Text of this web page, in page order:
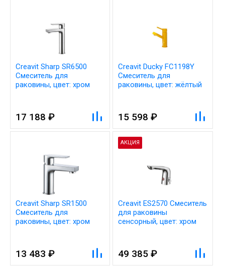
Creavit Sharp SR6500
Cмеситель для
раковины, цвет: хром
17 188 ₽
Creavit Ducky FC1198Y
Cмеситель для
раковины, цвет: жёлтый
15 598 ₽
Creavit Sharp SR1500
Cмеситель для
раковины, цвет: хром
13 483 ₽
АКЦИЯ
Creavit ES2570 Cмеситель
для раковины
сенсорный, цвет: хром
49 385 ₽